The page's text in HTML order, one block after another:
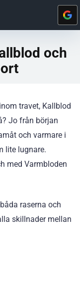
och
travet, Kallblod
Jo från början
och varmare i
lite lugnare.
med Varmbloden
raserna och
skillnader mellan